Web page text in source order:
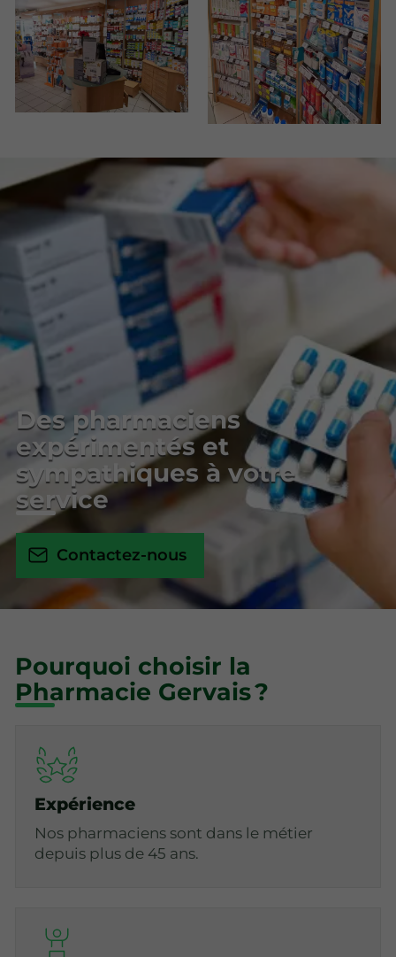
Des pharmaciens
expérimentés et
sympathiques à votre
service
Contactez-nous
Pourquoi choisir la
Pharmacie Gervais ?
Expérience
Nos pharmaciens sont dans le métier
depuis plus de 45 ans.